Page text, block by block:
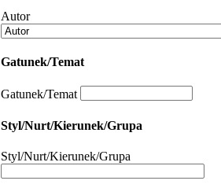
Autor
Gatunek/Temat
Gatunek/Temat
Styl/Nurt/Kierunek/Grupa
Styl/Nurt/Kierunek/Grupa